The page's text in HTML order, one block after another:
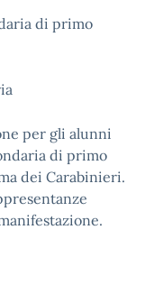
di primo
per gli alunni
di primo
dei Carabinieri.